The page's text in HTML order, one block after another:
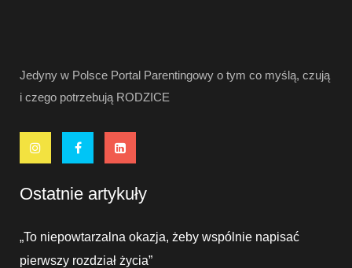
Jedyny w Polsce Portal Parentingowy o tym co myślą, czują
i czego potrzebują RODZICE
Ostatnie artykuły
„To niepowtarzalna okazja, żeby wspólnie napisać
pierwszy rozdział życia”